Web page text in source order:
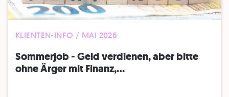
KLIENTEN-INFO / MAI 2026
Sommerjob - Geld verdienen, aber bitte
ohne Ärger mit Finanz,...